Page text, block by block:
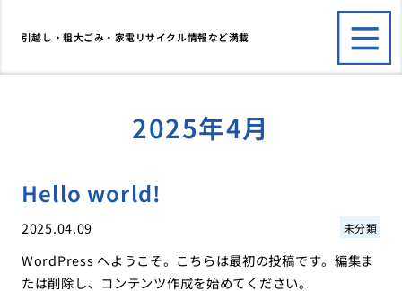
引越し・粗大ごみ・家電リサイクル情報など満載
2025年4月
Hello world!
2025.04.09 未分類
WordPress へようこそ。こちらは最初の投稿です。編集ま
たは削除し、コンテンツ作成を始めてください。